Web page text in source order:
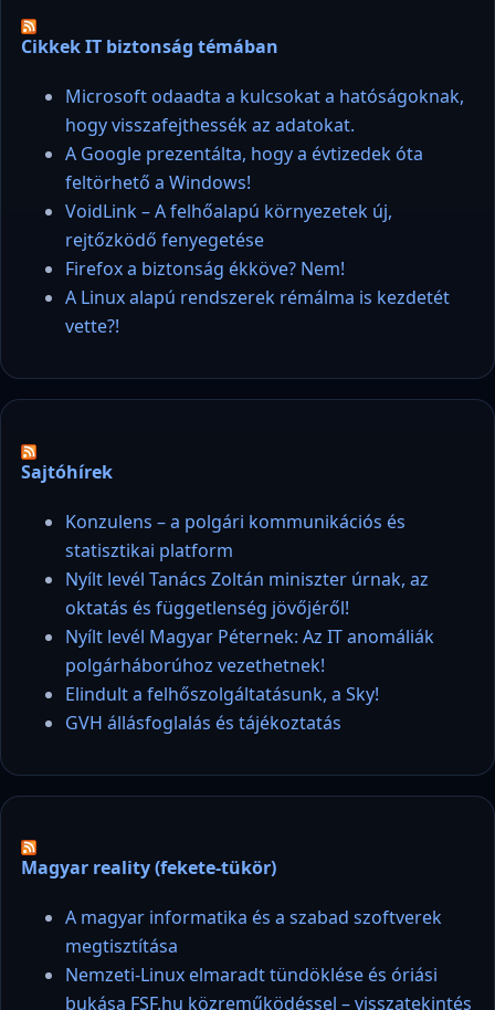
Cikkek IT biztonság témában
Microsoft odaadta a kulcsokat a hatóságoknak,
hogy visszafejthessék az adatokat.
A Google prezentálta, hogy a évtizedek óta
feltörhető a Windows!
VoidLink – A felhőalapú környezetek új,
rejtőzködő fenyegetése
Firefox a biztonság ékköve? Nem!
A Linux alapú rendszerek rémálma is kezdetét
vette?!
Sajtóhírek
Konzulens – a polgári kommunikációs és
statisztikai platform
Nyílt levél Tanács Zoltán miniszter úrnak, az
oktatás és függetlenség jövőjéről!
Nyílt levél Magyar Péternek: Az IT anomáliák
polgárháborúhoz vezethetnek!
Elindult a felhőszolgáltatásunk, a Sky!
GVH állásfoglalás és tájékoztatás
Magyar reality (fekete-tükör)
A magyar informatika és a szabad szoftverek
megtisztítása
Nemzeti-Linux elmaradt tündöklése és óriási
bukása FSF.hu közreműködéssel – visszatekintés